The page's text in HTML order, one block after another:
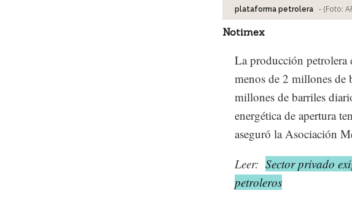
plataforma petrolera - (Foto:
Notimex
La producción petrolera
menos de 2 millones de
millones de barriles
energética de apertura
aseguró la Asociación
Leer: Sector privado
petroleros